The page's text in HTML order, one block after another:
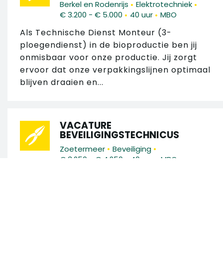
Berkel en Rodenrijs • Elektrotechniek •
€ 3.200 - € 5.000 • 40 uur • MBO
Als Technische Dienst Monteur (3-
ploegendienst) in de bioproductie ben jij
onmisbaar voor onze productie. Jij zorgt
ervoor dat onze verpakkingslijnen optimaal
blijven draaien en...
VACATURE
BEVEILIGINGSTECHNICUS
Zoetermeer • Beveiliging •
€ 3.250 - € 4.250 40 uur MBO